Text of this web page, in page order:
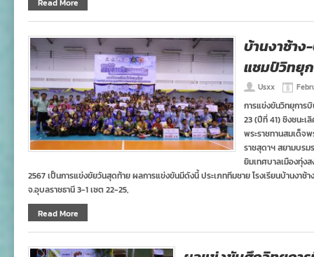
Read More
บ้านงาช้าง
แชมป์วิทยุ
Usxx
การแข่งขันวิทยุการ
23 (ปีที่ 41) ชิงชนะเ
พระราชทานสมเด็จ
ราชสุดาฯ สยามบรม
ยิมเทศบาลเมืองทุ่ง
2567 เป็นการแข่งขัยวันสุดท้าย ผลการแข่งขันมีดังนี้ ประเภททีมชาย โรงเรียนบ้านงาช้
จ.อุบลราชธานี 3-1 เซต 22-25,
Read More